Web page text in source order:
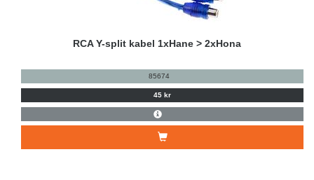
RCA Y-split kabel 1xHane > 2xHona
85674
45 kr